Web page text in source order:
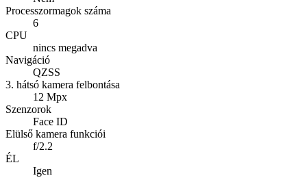
Processzormagok száma
6
CPU
nincs megadva
Navigáció
QZSS
3. hátsó kamera felbontása
12 Mpx
Szenzorok
Face ID
Elülső kamera funkciói
f/2.2
ÉL
Igen